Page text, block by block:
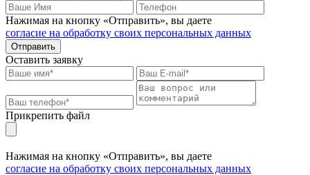
Нажимая на кнопку «Отправить», вы даете
согласие на обработку своих персональных данных
Отправить
Оставить заявку
Прикрепить файл
Нажимая на кнопку «Отправить», вы даете
согласие на обработку своих персональных данных